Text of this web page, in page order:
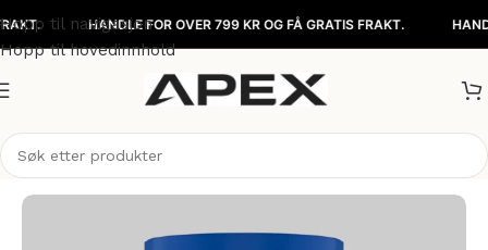
HANDLE FOR OVER 799 KR OG FÅ GRATIS FRAKT. HANDLE
Hopp til navigasjon
Hopp til hovedinnhold
Kosttilskudd